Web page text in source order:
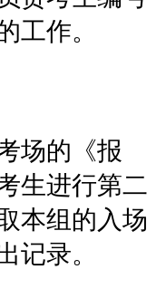
工作。
的《报
生进行第二
本组的入场
记录。